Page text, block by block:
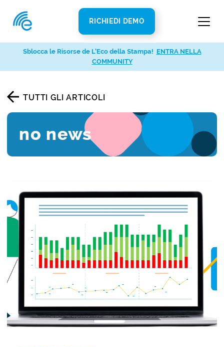
RICHIEDI DEMO
TUTTI GLI ARTICOLI
no news
Sblocca le Risorse de L’Eco della Stampa! ENTRA NELLA
COMMUNITY